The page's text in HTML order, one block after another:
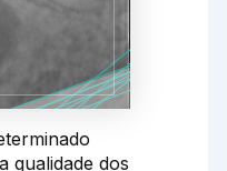
qualidade dos